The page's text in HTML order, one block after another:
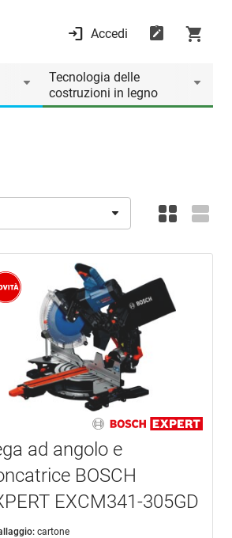
Accedi
Tecnologia delle
costruzioni in legno
ad angolo e
BOSCH
EXCM341-305GD
cartone